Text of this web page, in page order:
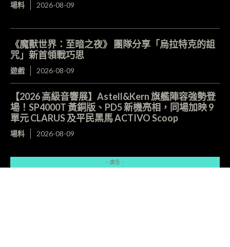
場料 2026-08-09
《魔獸世界：至暗之夜》 團隊分享「烏拉特克的詛
咒」新首領戰巧思
遊戲 2026-08-09
【2026 高級音響展】Astell&Kern 旗艦陣容強勢登
場！SP4000T 黃銅版、PD5 新機亮相，同場加映 9
單元 CLARUS 及平民黑馬 ACTIVO Scoop
場料 2026-08-09
- 廣告 -